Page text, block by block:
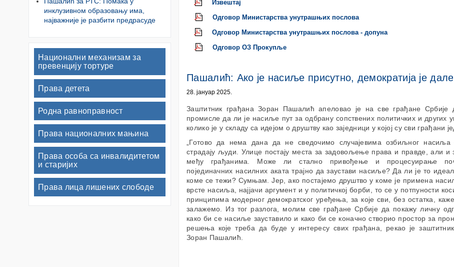
Извештај
Одговор Министарства унутрашњих послова
Одговор Министарства унутрашњих послова - допуна
Одговор ОЗ Прокупље
Пашалић: Ако је насиље присутно, демократија је
28. јануар 2025.
Заштитник грађана Зоран Пашалић апеловао је на све грађане Србије
промисле да ли је насиље пут за одбрану сопствених политичких и других
колико је у складу са идејом о друштву као заједници у којој су сви грађани
„Готово да нема дана да не сведочимо случајевима озбиљног насиља
страдају људи. Улице постају места за задовољење права и правде, али и
међу грађанима. Може ли стално привођење и процесуирање
појединачних насилних аката трајно да заустави насиље? Да ли је то
коме се тежи? Сумњам. Јер, ако постајемо друштво у коме је примена
врсте насиља, најјачи аргумент и у политичкој борби, то се у потпуности
принципима модерног демократског уређења, за које сви, без остатка,
залажемо. Из тог разлога, молим све грађане Србије да покажу личну
како би се насиље зауставило и како би се коначно створио простор за
решења које треба да буде у интересу свих грађана, рекао је
Зоран Пашалић.
инклузивном образовању има,
најважније је разбити предрасуде
Национални механизам за
превенцију тортуре
Права детета
Родна равноправност
Права националних мањина
Права особа са инвалидитетом
и старијих
Права лица лишених слободе